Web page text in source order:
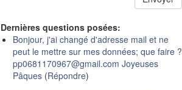
Dernières questions posées:
Bonjour, j'ai changé d'adresse mail et ne
peut le mettre sur mes données; que faire ?
pp0681170967@gmail.com Joyeuses
Pâques (Répondre)